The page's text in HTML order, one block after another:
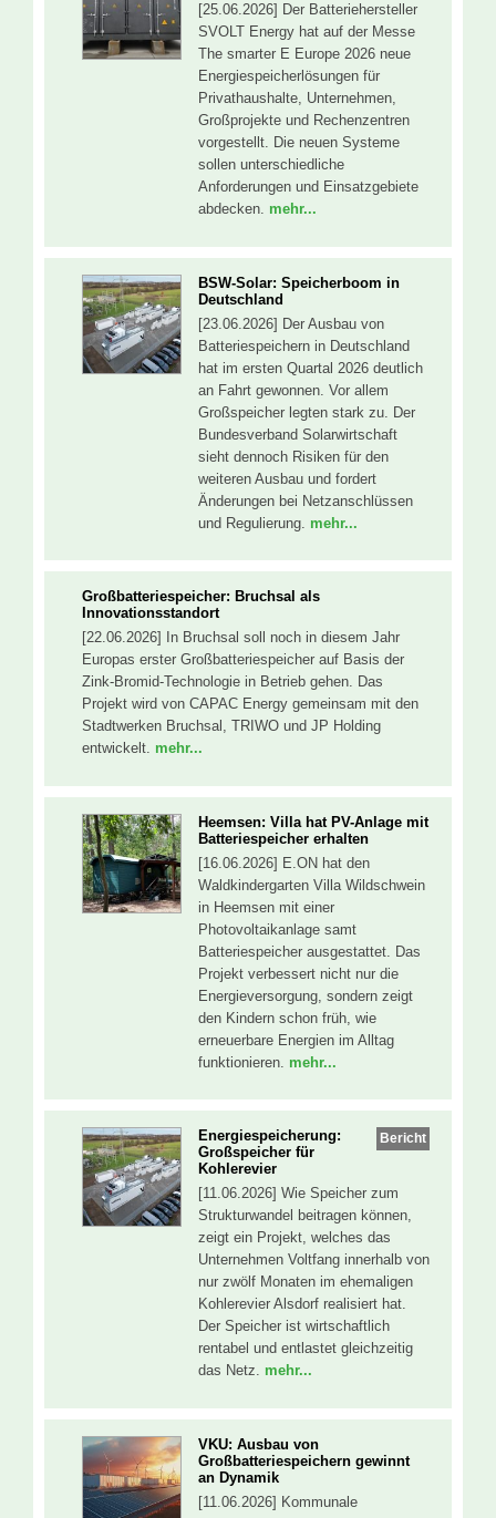
[25.06.2026] Der Batteriehersteller
SVOLT Energy hat auf der Messe
The smarter E Europe 2026 neue
Energiespeicherlösungen für
Privathaushalte, Unternehmen,
Großprojekte und Rechenzentren
vorgestellt. Die neuen Systeme
sollen unterschiedliche
Anforderungen und Einsatzgebiete
abdecken. mehr...
BSW-Solar: Speicherboom in
Deutschland
[23.06.2026] Der Ausbau von
Batteriespeichern in Deutschland
hat im ersten Quartal 2026 deutlich
an Fahrt gewonnen. Vor allem
Großspeicher legten stark zu. Der
Bundesverband Solarwirtschaft
sieht dennoch Risiken für den
weiteren Ausbau und fordert
Änderungen bei Netzanschlüssen
und Regulierung. mehr...
Großbatteriespeicher: Bruchsal als
Innovationsstandort
[22.06.2026] In Bruchsal soll noch in diesem Jahr
Europas erster Großbatteriespeicher auf Basis der
Zink-Bromid-Technologie in Betrieb gehen. Das
Projekt wird von CAPAC Energy gemeinsam mit den
Stadtwerken Bruchsal, TRIWO und JP Holding
entwickelt. mehr...
Heemsen: Villa hat PV-Anlage mit
Batteriespeicher erhalten
[16.06.2026] E.ON hat den
Waldkindergarten Villa Wildschwein
in Heemsen mit einer
Photovoltaikanlage samt
Batteriespeicher ausgestattet. Das
Projekt verbessert nicht nur die
Energieversorgung, sondern zeigt
den Kindern schon früh, wie
erneuerbare Energien im Alltag
funktionieren. mehr...
Bericht
Energiespeicherung:
Großspeicher für
Kohlerevier
[11.06.2026] Wie Speicher zum
Strukturwandel beitragen können,
zeigt ein Projekt, welches das
Unternehmen Voltfang innerhalb von
nur zwölf Monaten im ehemaligen
Kohlerevier Alsdorf realisiert hat.
Der Speicher ist wirtschaftlich
rentabel und entlastet gleichzeitig
das Netz. mehr...
VKU: Ausbau von
Großbatteriespeichern gewinnt
an Dynamik
[11.06.2026] Kommunale